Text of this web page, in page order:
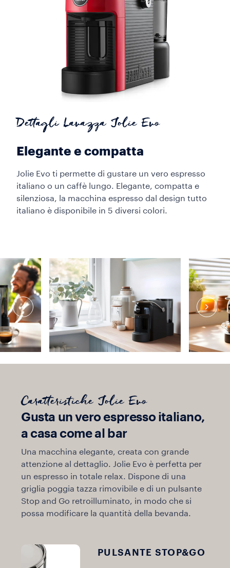
Dettagli Lavazza Jolie Evo
Elegante e compatta
Jolie Evo ti permette di gustare un vero espresso
italiano o un caffè lungo. Elegante, compatta e
silenziosa, la macchina espresso dal design tutto
italiano è disponibile in 5 diversi colori.
Caratteristiche Jolie Evo
Gusta un vero espresso italiano,
a casa come al bar
Una macchina elegante, creata con grande
attenzione al dettaglio. Jolie Evo è perfetta per
un espresso in totale relax. Dispone di una
griglia poggia tazza rimovibile e di un pulsante
Stop and Go retroilluminato, in modo che si
possa modificare la quantità della bevanda.
PULSANTE STOP&GO